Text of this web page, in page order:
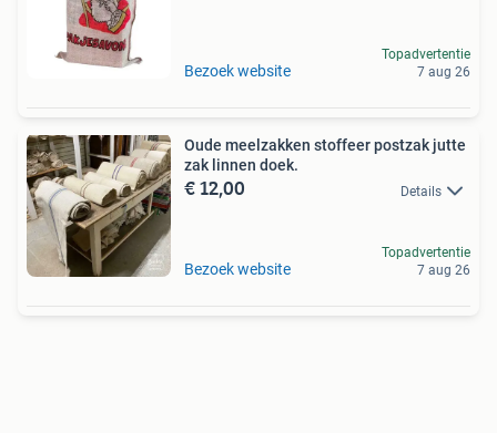
Bezoek website
Topadvertentie
7 aug 26
Oude meelzakken stoffeer postzak jutte
zak linnen doek.
€ 12,00 Details
Bezoek website
Topadvertentie
7 aug 26